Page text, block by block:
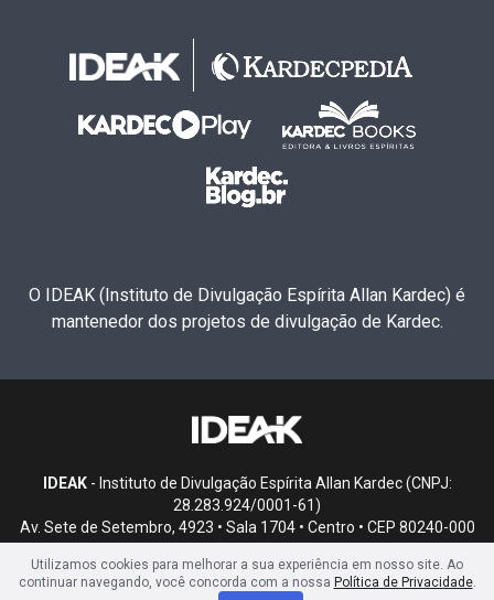
O IDEAK (Instituto de Divulgação Espírita Allan Kardec) é
mantenedor dos projetos de divulgação de Kardec.
IDEAK- Instituto de Divulgação Espírita Allan Kardec (CNPJ:
28.283.924/0001-61)
Av. Sete de Setembro, 4923 • Sala 1704 • Centro • CEP 80240-000
Utilizamos cookies para melhorar a sua experiência em nosso site. Ao
continuar navegando, você concorda com a nossa Política de Privacidade.